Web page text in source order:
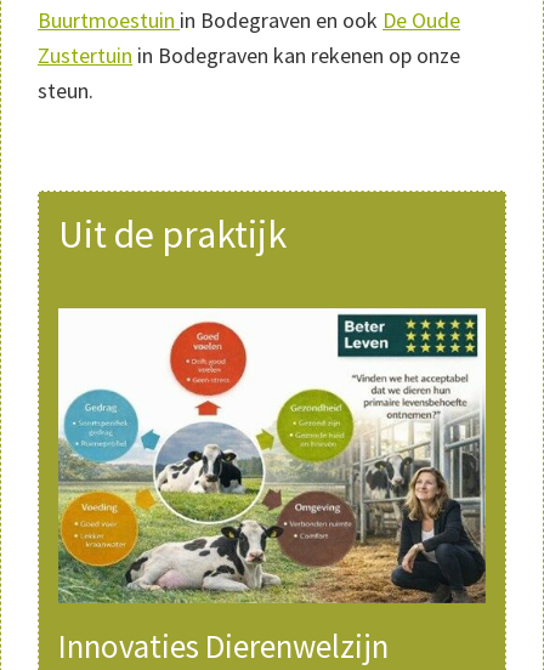
Buurtmoestuin in Bodegraven en ook De Oude
Zustertuin in Bodegraven kan rekenen op onze
steun.
Primaire
Uit de praktijk
Innovaties Dierenwelzijn